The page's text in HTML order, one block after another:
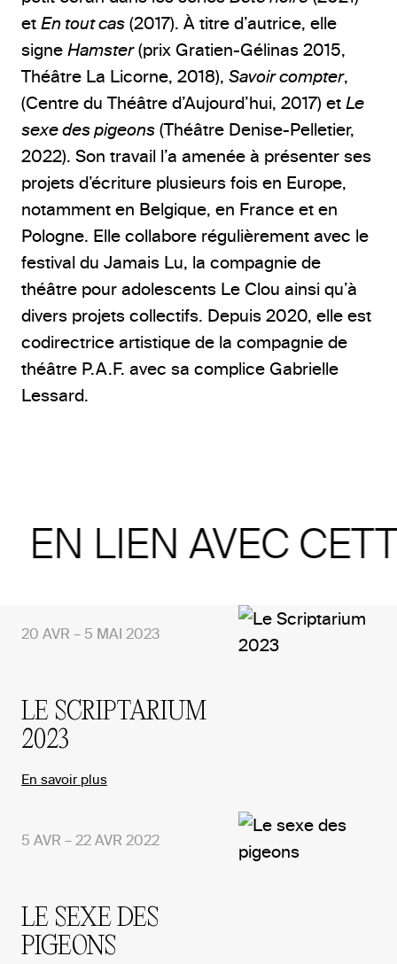
et En tout cas (2017). À titre d’autrice, elle
signe Hamster(prix Gratien-Gélinas 2015,
Théâtre La Licorne, 2018), Savoir compter,
(Centre du Théâtre d’Aujourd’hui, 2017) et Le
sexe des pigeons (Théâtre Denise-Pelletier,
2022). Son travail l’a amenée à présenter ses
projets d’écriture plusieurs fois en Europe,
notamment en Belgique, en France et en
Pologne. Elle collabore régulièrement avec le
festival du Jamais Lu, la compagnie de
théâtre pour adolescents Le Clou ainsi qu’à
divers projets collectifs. Depuis 2020, elle est
codirectrice artistique de la compagnie de
théâtre P.A.F. avec sa complice Gabrielle
Lessard.
EN LIEN AVEC
LE SCRIPTARIUM
2023
20 AVR – 5 MAI 2023
En savoir plus
LE SEXE DES
PIGEONS
5 AVR – 22 AVR 2022